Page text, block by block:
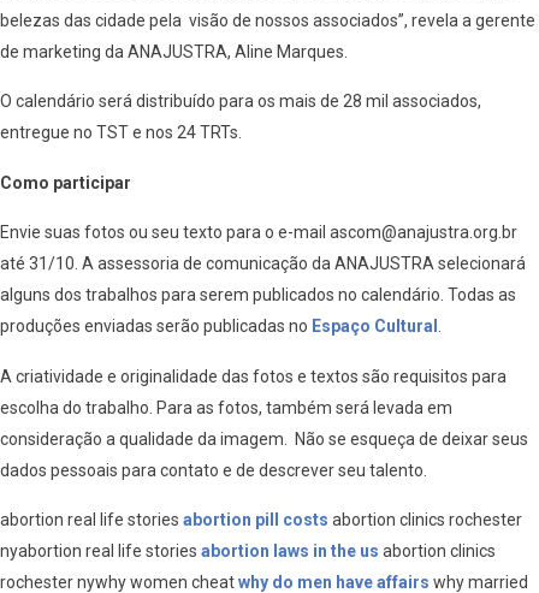
belezas das cidade pela visão de nossos associados”, revela a gerente
de marketing da ANAJUSTRA, Aline Marques.
O calendário será distribuído para os mais de 28 mil associados,
entregue no TST e nos 24 TRTs.
Como participar
Envie suas fotos ou seu texto para o e-mail ascom@anajustra.org.br
até 31/10. A assessoria de comunicação da ANAJUSTRA selecionará
alguns dos trabalhos para serem publicados no calendário. Todas as
produções enviadas serão publicadas no Espaço Cultural .
A criatividade e originalidade das fotos e textos são requisitos para
escolha do trabalho. Para as fotos, também será levada em
consideração a qualidade da imagem. Não se esqueça de deixar seus
dados pessoais para contato e de descrever seu talento.
abortion real life stories abortion pill costs abortion clinics rochester
nyabortion real life stories abortion laws in the us abortion clinics
rochester nywhy women cheatwhy do men have affairs why married